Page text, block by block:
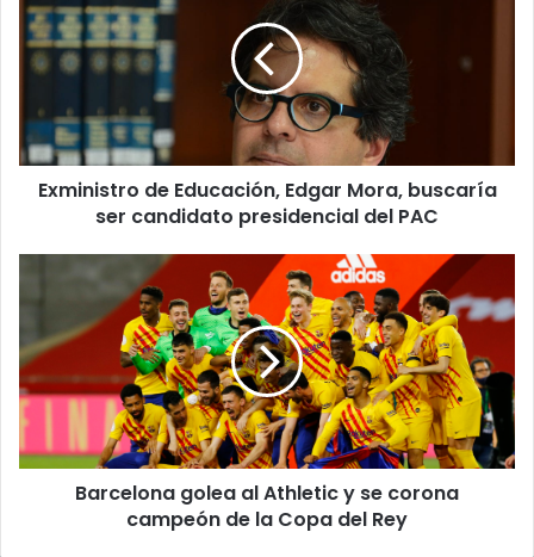
Educación,
Edgar
Mora,
ser
candidato
presidencial
delExministro de Educación, Edgar Mora, buscaría
ser candidato presidencial del PAC
Barcelona
Athletic
y
se
corona
campeón
de
Barcelona golea al Athletic y se corona
campeón de la Copa del Rey